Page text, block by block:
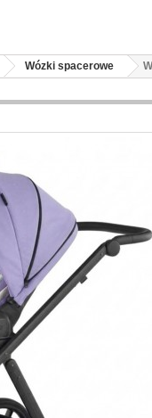
Wózki spacerowe